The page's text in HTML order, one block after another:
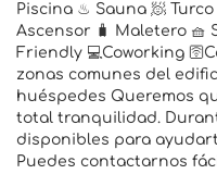
Piscina ♨ Sauna 🧖 Turco
Ascensor 🧳 Maletero 🧺
Friendly 💻Coworking
zonas comunes del
huéspedes Queremos
total tranquilidad.
disponibles para
Puedes contactarnos